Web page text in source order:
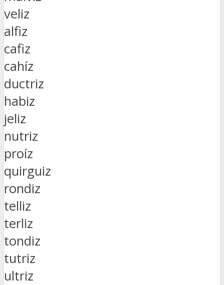
veliz
alfiz
cafiz
cahíz
ductriz
habiz
jeliz
nutriz
proíz
quirguiz
rondiz
telliz
terliz
tondiz
tutriz
ultriz